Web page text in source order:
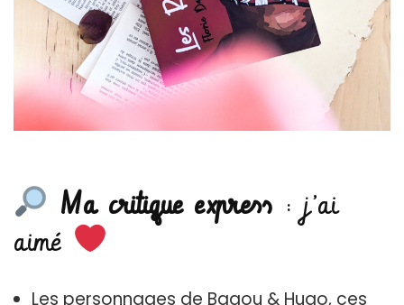
Ma critique express: j’ai
aimé
Les personnages de Bagou & Hugo, ces